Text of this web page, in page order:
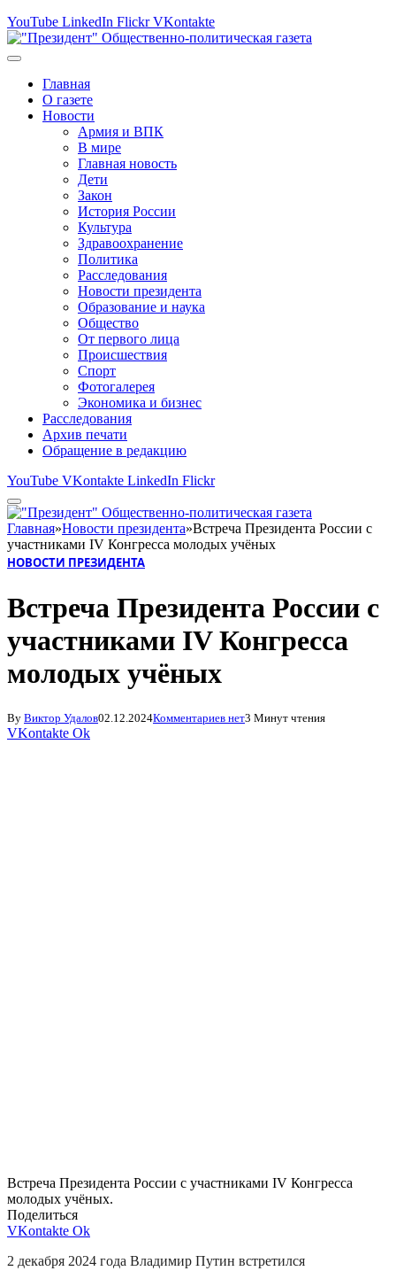
YouTube LinkedIn Flickr VKontakte
Главная
О газете
Новости
Армия и ВПК
В мире
Главная новость
Дети
Закон
История России
Культура
Здравоохранение
Политика
Расследования
Новости президента
Образование и наука
Общество
От первого лица
Происшествия
Спорт
Фотогалерея
Экономика и бизнес
Расследования
Архив печати
Обращение в редакцию
YouTube VKontakte LinkedIn Flickr
Главная»Новости президента»Встреча Президента России с
участниками IV Конгресса молодых учёных
НОВОСТИ ПРЕЗИДЕНТА
Встреча Президента России с
участниками IV Конгресса
молодых учёных
By Виктор Удалов02.12.2024Комментариев нет3 Минут чтения
VKontakte Ok
Встреча Президента России с участниками IV Конгресса
молодых учёных.
Поделиться
VKontakte Ok
2 декабря 2024 года Владимир Путин встретился